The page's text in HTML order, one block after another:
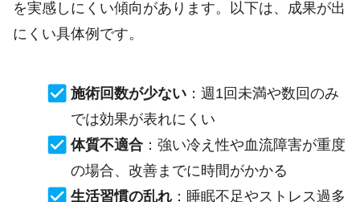
を実感しにくい傾向があります。以下は、成果が出
にくい具体例です。
施術回数が少ない：週1回未満や数回のみ
では効果が表れにくい
体質不適合：強い冷え性や血流障害が重度
の場合、改善までに時間がかかる
生活習慣の乱れ：睡眠不足やストレス過多